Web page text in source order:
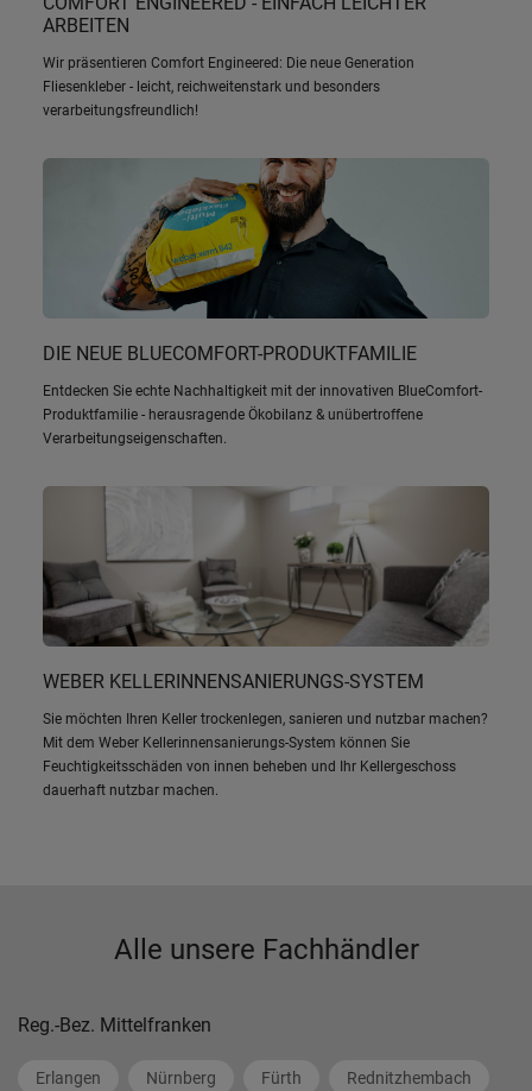
ARBEITEN
Wir präsentieren Comfort Engineered: Die neue Generation
Fliesenkleber - leicht, reichweitenstark und besonders
verarbeitungsfreundlich!
DIE NEUE BLUECOMFORT-PRODUKTFAMILIE
Entdecken Sie echte Nachhaltigkeit mit der innovativen BlueComfort-
Produktfamilie - herausragende Ökobilanz & unübertroffene
Verarbeitungseigenschaften.
WEBER KELLERINNENSANIERUNGS-SYSTEM
Sie möchten Ihren Keller trockenlegen, sanieren und nutzbar machen?
Mit dem Weber Kellerinnensanierungs-System können Sie
Feuchtigkeitsschäden von innen beheben und Ihr Kellergeschoss
dauerhaft nutzbar machen.
Alle unsere Fachhändler
Reg.-Bez. Mittelfranken
Erlangen Nürnberg Fürth Rednitzhembach